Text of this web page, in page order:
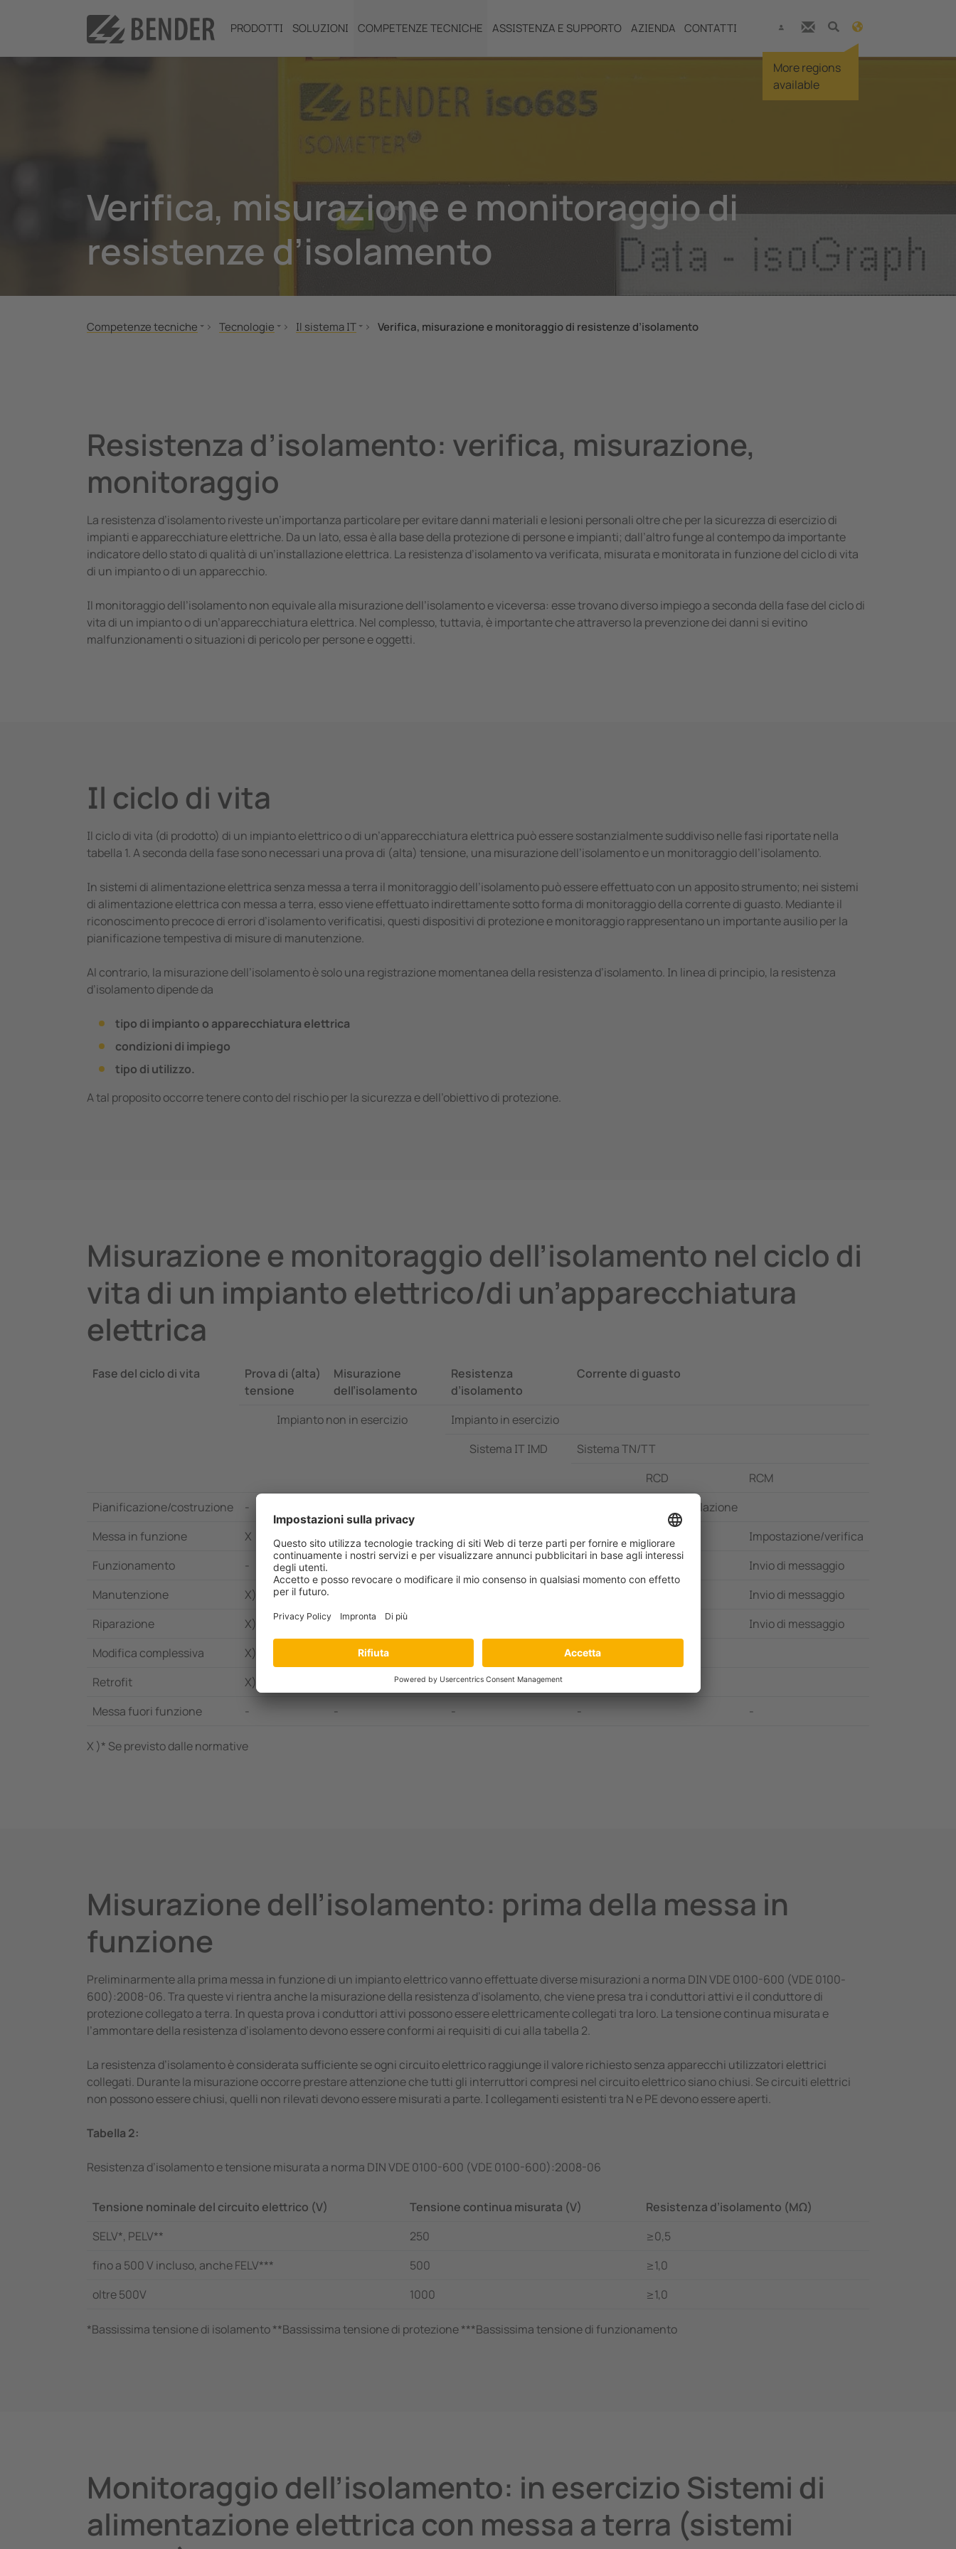
PRODOTTI SOLUZIONI COMPETENZE TECNICHE ASSISTENZA E SUPPORTO AZIENDA CONTATTI
More regions
available
Verifica, misurazione e monitoraggio di
resistenze d’isolamento
Competenze tecniche
Applicazioni
Tecnologie
Tecnologie
Assemblaggio del BB-Bus
POWERSCOUT®
Il sistema IT
Ricerca dei guasti d'isolamento nelle reti accoppiate
Esempi applicativi
I sistemi IT secondo le norme
Verifica, misurazione e monitoraggio di resistenze d’isolamento
Resistenza d’isolamento: verifica, misurazione,
monitoraggio
La resistenza d’isolamento riveste un’importanza particolare per evitare danni materiali e lesioni personali oltre che per la sicurezza di esercizio di
impianti e apparecchiature elettriche. Da un lato, essa è alla base della protezione di persone e impianti; dall’altro funge al contempo da importante
indicatore dello stato di qualità di un’installazione elettrica. La resistenza d’isolamento va verificata, misurata e monitorata in funzione del ciclo di vita
di un impianto o di un apparecchio.
Il monitoraggio dell’isolamento non equivale alla misurazione dell’isolamento e viceversa: esse trovano diverso impiego a seconda della fase del ciclo di
vita di un impianto o di un’apparecchiatura elettrica. Nel complesso, tuttavia, è importante che attraverso la prevenzione dei danni si evitino
malfunzionamenti o situazioni di pericolo per persone e oggetti.
Il ciclo di vita
Il ciclo di vita (di prodotto) di un impianto elettrico o di un’apparecchiatura elettrica può essere sostanzialmente suddiviso nelle fasi riportate nella
tabella 1. A seconda della fase sono necessari una prova di (alta) tensione, una misurazione dell’isolamento e un monitoraggio dell’isolamento.
In sistemi di alimentazione elettrica senza messa a terra il monitoraggio dell’isolamento può essere effettuato con un apposito strumento; nei sistemi
di alimentazione elettrica con messa a terra, esso viene effettuato indirettamente sotto forma di monitoraggio della corrente di guasto. Mediante il
riconoscimento precoce di errori d’isolamento verificatisi, questi dispositivi di protezione e monitoraggio rappresentano un importante ausilio per la
pianificazione tempestiva di misure di manutenzione.
Al contrario, la misurazione dell’isolamento è solo una registrazione momentanea della resistenza d’isolamento. In linea di principio, la resistenza
d’isolamento dipende da
tipo di impianto o apparecchiatura elettrica
condizioni di impiego
tipo di utilizzo.
A tal proposito occorre tenere conto del rischio per la sicurezza e dell’obiettivo di protezione.
Misurazione e monitoraggio dell’isolamento nel ciclo di
vita di un impianto elettrico/di un’apparecchiatura
elettrica
Fase del ciclo di vita
Prova di (alta)
tensione
Misurazione
dell’isolamento
Resistenza
d’isolamento
Corrente di guasto
Impianto non in esercizio
Impianto in esercizio
Sistema IT IMD
Sistema TN/TT
RCD
RCM
Pianificazione/costruzione
-
Programmazione/installazione
Messa in funzione
X X Impostazione/verifica Verifica
Impostazione/verifica
Funzionamento
- Invio di messaggio Disinserimento
Invio di messaggio
Manutenzione
X)*
Invio di messaggio
Riparazione
X)*
Invio di messaggio
Modifica complessiva
X)*
Verifica/programmazione
Retrofit
X)*
Verifica/programmazione
Messa fuori funzione
- - - - -
X )* Se previsto dalle normative
Misurazione dell’isolamento: prima della messa in
funzione
Preliminarmente alla prima messa in funzione di un impianto elettrico vanno effettuate diverse misurazioni a norma DIN VDE 0100-600 (VDE 0100-
600):2008-06. Tra queste vi rientra anche la misurazione della resistenza d’isolamento, che viene presa tra i conduttori attivi e il conduttore di
protezione collegato a terra. In questa prova i conduttori attivi possono essere elettricamente collegati tra loro. La tensione continua misurata e
l’ammontare della resistenza d’isolamento devono essere conformi ai requisiti di cui alla tabella 2.
La resistenza d’isolamento è considerata sufficiente se ogni circuito elettrico raggiunge il valore richiesto senza apparecchi utilizzatori elettrici
collegati. Durante la misurazione occorre prestare attenzione che tutti gli interruttori compresi nel circuito elettrico siano chiusi. Se circuiti elettrici
non possono essere chiusi, quelli non rilevati devono essere misurati a parte. I collegamenti esistenti tra N e PE devono essere aperti.
Tabella 2:
Resistenza d’isolamento e tensione misurata a norma DIN VDE 0100-600 (VDE 0100-600):2008-06
Tensione nominale del circuito elettrico (V) Tensione continua misurata (V)
Resistenza d’isolamento (MΩ)
SELV*, PELV**
250
≥0,5
fino a 500 V incluso, anche FELV***
500
≥1,0
oltre 500V
1000 ≥1,0
*Bassissima tensione di isolamento **Bassissima tensione di protezione ***Bassissima tensione di funzionamento
Monitoraggio dell’isolamento: in esercizio Sistemi di
alimentazione elettrica con messa a terra (sistemi